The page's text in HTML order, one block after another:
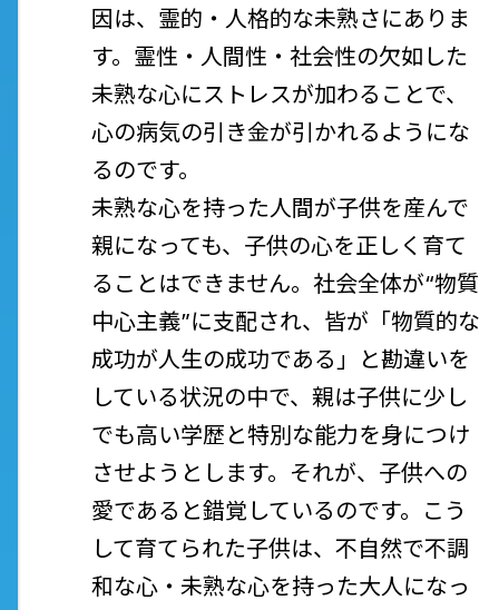
因は、霊的・人格的な未熟さにありま
す。霊性・人間性・社会性の欠如した
未熟な心にストレスが加わることで、
心の病気の引き金が引かれるようにな
るのです。
未熟な心を持った人間が子供を産んで
親になっても、子供の心を正しく育て
ることはできません。社会全体が“物質
中心主義”に支配され、皆が「物質的な
成功が人生の成功である」と勘違いを
している状況の中で、親は子供に少し
でも高い学歴と特別な能力を身につけ
させようとします。それが、子供への
愛であると錯覚しているのです。こう
して育てられた子供は、不自然で不調
和な心・未熟な心を持った大人になっ